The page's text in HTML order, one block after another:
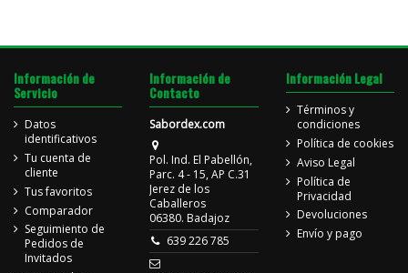
Información de
Servicio
Datos
identificativos
Tu cuenta de
cliente
Tus favoritos
Comparador
Seguimiento de
Pedidos de
Invitados
Información de
Contacto
Sabordex.com
Pol. Ind. El Pabellón,
Parc. 4 - 15, AP C.31
Jerez de los
Caballeros
06380. Badajoz
639 226 785
Información Legal
Términos y
condiciones
Política de cookies
Aviso Legal
Política de
Privacidad
Devoluciones
Envío y pago